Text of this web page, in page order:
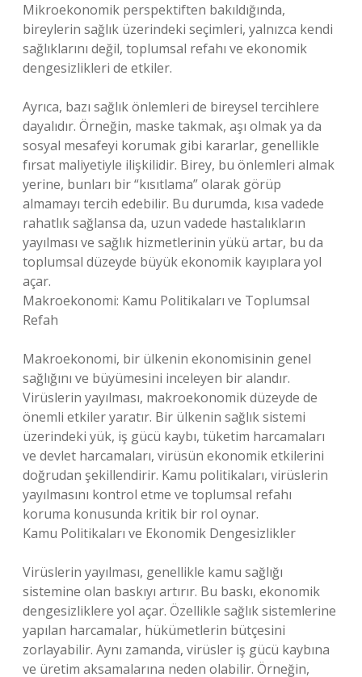
Mikroekonomik perspektiften bakıldığında,
bireylerin sağlık üzerindeki seçimleri, yalnızca kendi
sağlıklarını değil, toplumsal refahı ve ekonomik
dengesizlikleri de etkiler.
Ayrıca, bazı sağlık önlemleri de bireysel tercihlere
dayalıdır. Örneğin, maske takmak, aşı olmak ya da
sosyal mesafeyi korumak gibi kararlar, genellikle
fırsat maliyetiyle ilişkilidir. Birey, bu önlemleri almak
yerine, bunları bir “kısıtlama” olarak görüp
almamayı tercih edebilir. Bu durumda, kısa vadede
rahatlık sağlansa da, uzun vadede hastalıkların
yayılması ve sağlık hizmetlerinin yükü artar, bu da
toplumsal düzeyde büyük ekonomik kayıplara yol
açar.
Makroekonomi: Kamu Politikaları ve Toplumsal
Refah
Makroekonomi, bir ülkenin ekonomisinin genel
sağlığını ve büyümesini inceleyen bir alandır.
Virüslerin yayılması, makroekonomik düzeyde de
önemli etkiler yaratır. Bir ülkenin sağlık sistemi
üzerindeki yük, iş gücü kaybı, tüketim harcamaları
ve devlet harcamaları, virüsün ekonomik etkilerini
doğrudan şekillendirir. Kamu politikaları, virüslerin
yayılmasını kontrol etme ve toplumsal refahı
koruma konusunda kritik bir rol oynar.
Kamu Politikaları ve Ekonomik Dengesizlikler
Virüslerin yayılması, genellikle kamu sağlığı
sistemine olan baskıyı artırır. Bu baskı, ekonomik
dengesizliklere yol açar. Özellikle sağlık sistemlerine
yapılan harcamalar, hükümetlerin bütçesini
zorlayabilir. Aynı zamanda, virüsler iş gücü kaybına
ve üretim aksamalarına neden olabilir. Örneğin,